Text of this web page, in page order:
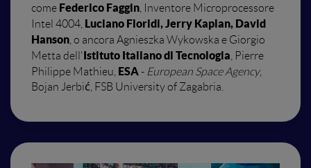
come Federico Faggin , Inventore Microprocessore
Intel 4004, Luciano Floridi, Jerry Kaplan, David
Hanson , o ancora Agnieszka Wykowska e Giorgio
Metta dell' Istituto Italiano di Tecnologia , Pierre
Philippe Mathieu, ESA- European Space Agency,
Bojan Jerbić, FSB University of Zagabria.